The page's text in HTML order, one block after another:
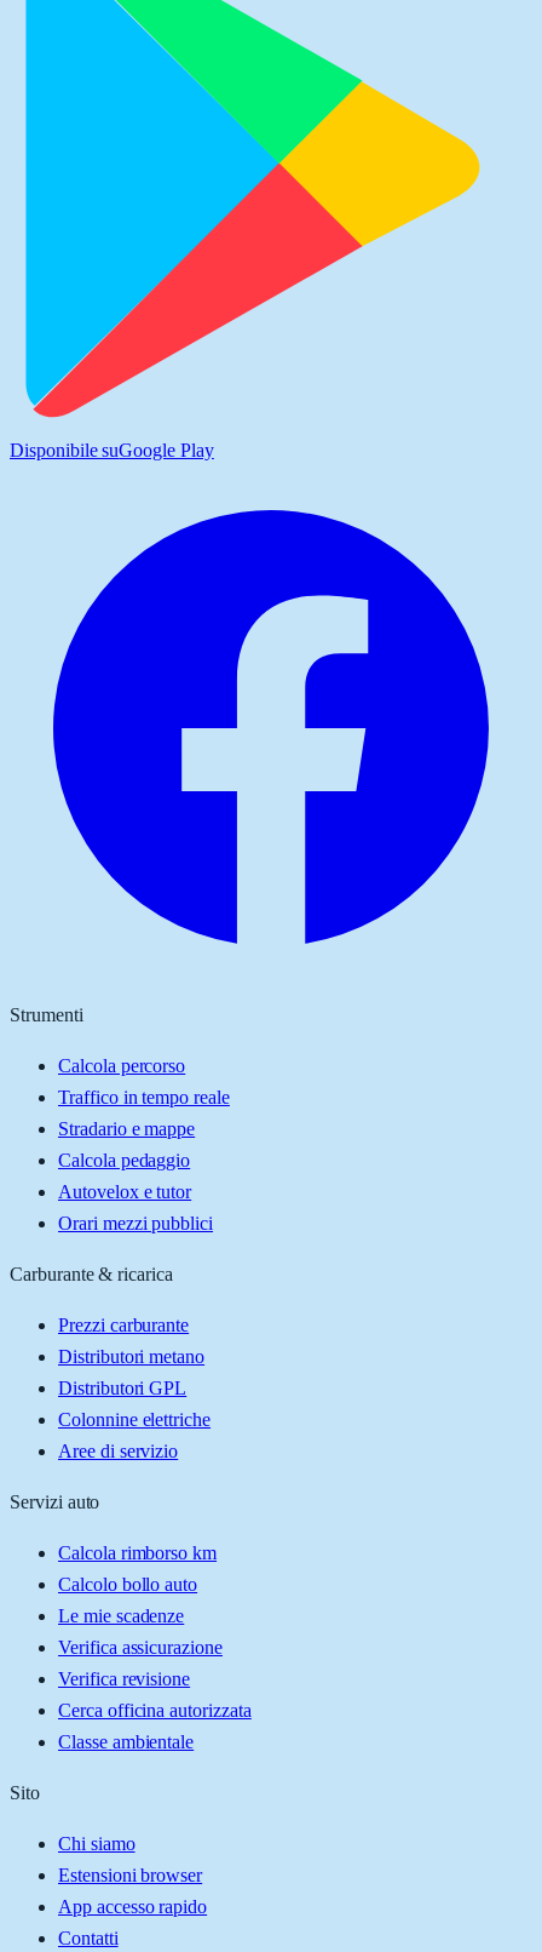
Disponibile suGoogle Play
Strumenti
Calcola percorso
Traffico in tempo reale
Stradario e mappe
Calcola pedaggio
Autovelox e tutor
Orari mezzi pubblici
Carburante & ricarica
Prezzi carburante
Distributori metano
Distributori GPL
Colonnine elettriche
Aree di servizio
Servizi auto
Calcola rimborso km
Calcolo bollo auto
Le mie scadenze
Verifica assicurazione
Verifica revisione
Cerca officina autorizzata
Classe ambientale
Sito
Chi siamo
Estensioni browser
App accesso rapido
Contatti